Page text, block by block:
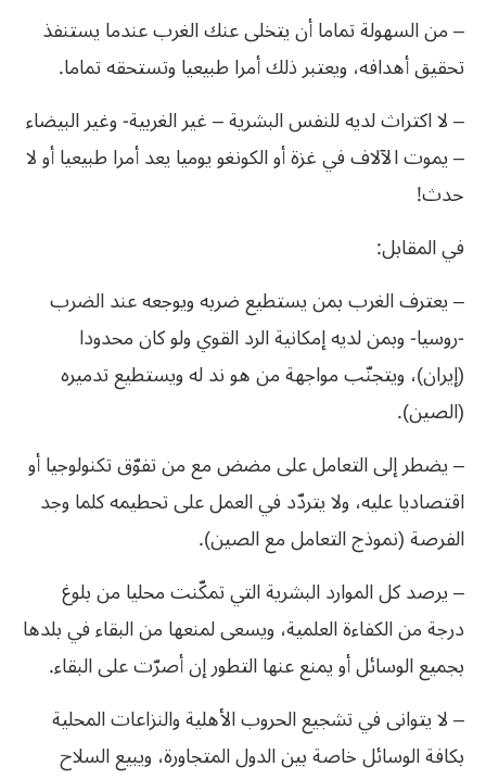
– من السهولة تماما أن يتخلى عنك الغرب عندما يستنفذ
تحقيق أهدافه، ويعتبر ذلك أمرا طبيعيا وتستحقه تماما.
– لا اكتراث لديه للنفس البشرية – غير الغربية- وغير البيضاء
– يموت الآلاف في غزة أو الكونغو يوميا يعد أمرا طبيعيا أو لا
حدث!
في المقابل:
– يعترف الغرب بمن يستطيع ضربه ويوجعه عند الضرب
-روسيا- وبمن لديه إمكانية الرد القوي ولو كان محدودا
(إيران)، ويتجنّب مواجهة من هو ند له ويستطيع تدميره
(الصين).
– يضطر إلى التعامل على مضض مع من تفوّق تكنولوجيا أو
اقتصاديا عليه، ولا يتردّد في العمل على تحطيمه كلما وجد
الفرصة (نموذج التعامل مع الصين).
– يرصد كل الموارد البشرية التي تمكّنت محليا من بلوغ
درجة من الكفاءة العلمية، ويسعى لمنعها من البقاء في بلدها
بجميع الوسائل أو يمنع عنها التطور إن أصرّت على البقاء.
– لا يتوانى في تشجيع الحروب الأهلية والنزاعات المحلية
بكافة الوسائل خاصة بين الدول المتجاورة، ويبيع السلاح